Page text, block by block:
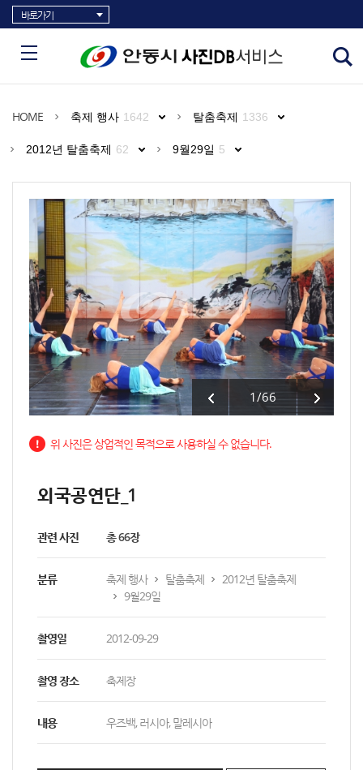
바로가기
HOME 축제 행사 1642 탈춤축제 1336
2012년 탈춤축제 62 9월29일 5
1/66
위 사진은 상업적인 목적으로 사용하실 수 없습니다.
외국공연단_1
관련 사진 총 66장
분류 축제 행사 탈춤축제
2012년 탈춤축제
9월29일
촬영일 2012-09-29
촬영 장소 축제장
내용 우즈백, 러시아, 말레시아